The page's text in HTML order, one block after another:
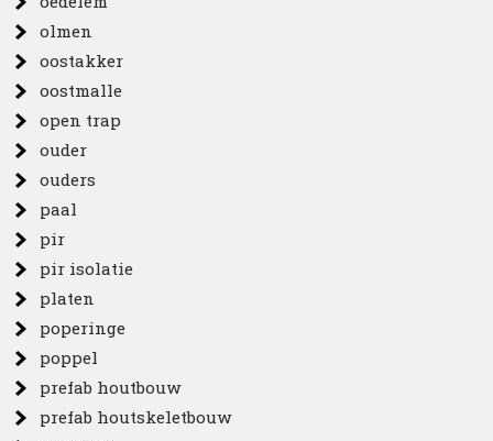
olmen
oostakker
oostmalle
open trap
ouder
ouders
paal
pir
pir isolatie
platen
poperinge
poppel
prefab houtbouw
prefab houtskeletbouw